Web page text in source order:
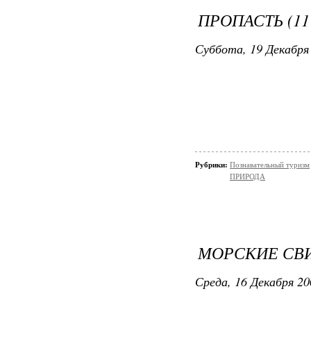
ПРОПАСТЬ
Суббота, 19
Рубрики: Познавательный туризм
ПРИРОДА
МОРСКИЕ
Среда, 16 Декабря